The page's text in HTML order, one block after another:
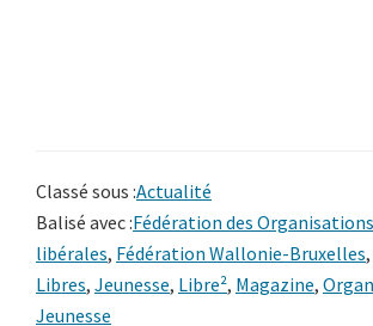
Classé sous :Actualité
Balisé avec :Fédération des
libérales, Fédération Wallonie-Bruxelles,
Libres, Jeunesse, Libre², Magazine,
Jeunesse